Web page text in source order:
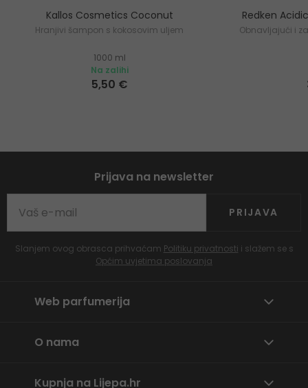
Kallos Cosmetics Coconut
Hranjivi šampon s kokosovim uljem
1000 ml
Na zalihi
5,50 €
Redken
Obnavljajući i
Prijava na newsletter
PRIJAVA
Slanjem ovog obrasca prihvaćam Politiku privatnosti i slažem se s
Općim uvjetima poslovanja
Web parfumerija
O nama
Kupnja na Lijepa.hr